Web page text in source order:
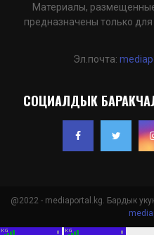
Материалы, размещенные
предназначены только
Эл.почта:
СОЦИАЛДЫК
@2022 - mediaportal.kg. Бардык